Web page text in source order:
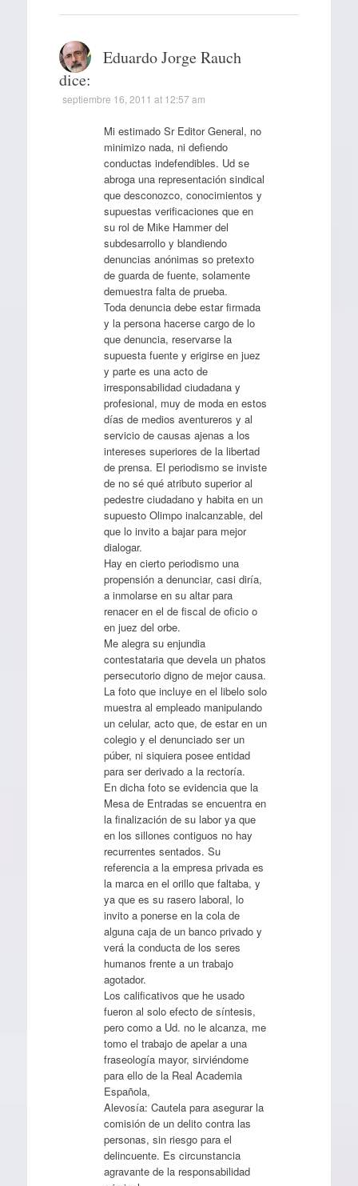
Eduardo Jorge Rauch
dice:
septiembre 16, 2011 at 12:57 am
Mi estimado Sr Editor General, no
minimizo nada, ni defiendo
conductas indefendibles. Ud se
abroga una representación sindical
que desconozco, conocimientos y
supuestas verificaciones que en
su rol de Mike Hammer del
subdesarrollo y blandiendo
denuncias anónimas so pretexto
de guarda de fuente, solamente
demuestra falta de prueba.
Toda denuncia debe estar firmada
y la persona hacerse cargo de lo
que denuncia, reservarse la
supuesta fuente y erigirse en juez
y parte es una acto de
irresponsabilidad ciudadana y
profesional, muy de moda en estos
días de medios aventureros y al
servicio de causas ajenas a los
intereses superiores de la libertad
de prensa. El periodismo se inviste
de no sé qué atributo superior al
pedestre ciudadano y habita en un
supuesto Olimpo inalcanzable, del
que lo invito a bajar para mejor
dialogar.
Hay en cierto periodismo una
propensión a denunciar, casi diría,
a inmolarse en su altar para
renacer en el de fiscal de oficio o
en juez del orbe.
Me alegra su enjundia
contestataria que devela un phatos
persecutorio digno de mejor causa.
La foto que incluye en el libelo solo
muestra al empleado manipulando
un celular, acto que, de estar en un
colegio y el denunciado ser un
púber, ni siquiera posee entidad
para ser derivado a la rectoría.
En dicha foto se evidencia que la
Mesa de Entradas se encuentra en
la finalización de su labor ya que
en los sillones contiguos no hay
recurrentes sentados. Su
referencia a la empresa privada es
la marca en el orillo que faltaba, y
ya que es su rasero laboral, lo
invito a ponerse en la cola de
alguna caja de un banco privado y
verá la conducta de los seres
humanos frente a un trabajo
agotador.
Los calificativos que he usado
fueron al solo efecto de síntesis,
pero como a Ud. no le alcanza, me
tomo el trabajo de apelar a una
fraseología mayor, sirviéndome
para ello de la Real Academia
Española,
Alevosía: Cautela para asegurar la
comisión de un delito contra las
personas, sin riesgo para el
delincuente. Es circunstancia
agravante de la responsabilidad